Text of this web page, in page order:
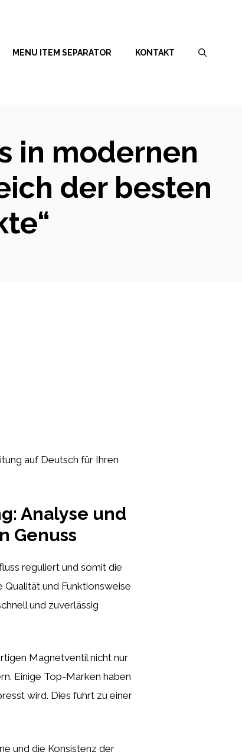
MENU ITEM SEPARATOR KONTAKT
in modernen
der besten
auf Deutsch für Ihren
Analyse und
Genuss
reguliert und somit die
und Funktionsweise
und zuverlässig
Magnetventil nicht nur
Einige Top-Marken haben
wird. Dies führt zu einer
und die Konsistenz der